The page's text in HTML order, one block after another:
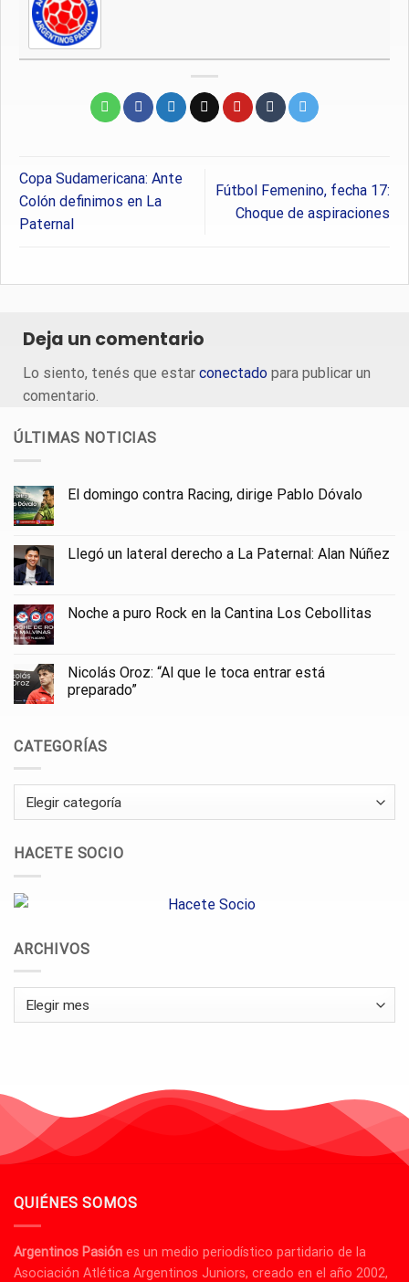
Copa Sudamericana: Ante
Colón definimos en La
Paternal
Fútbol Femenino, fecha 17:
Choque de aspiraciones
Deja un comentario
Lo siento, tenés que estar conectado para publicar un
comentario.
ÚLTIMAS NOTICIAS
El domingo contra Racing, dirige Pablo Dóvalo
Llegó un lateral derecho a La Paternal: Alan Núñez
Noche a puro Rock en la Cantina Los Cebollitas
Nicolás Oroz: “Al que le toca entrar está
preparado”
CATEGORÍAS
Categorías
HACETE SOCIO
ARCHIVOS
Archivos
QUIÉNES SOMOS
Argentinos Pasión es un medio periodístico partidario de la
Asociación Atlética Argentinos Juniors, creado en el año 2002,